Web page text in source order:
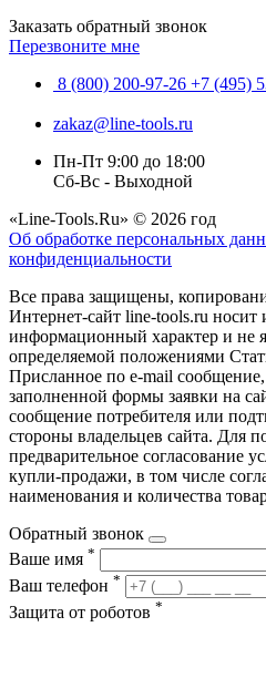
Заказать обратный звонок
Перезвоните мне
8 (800) 200-97-26 +7 (495)
zakaz@line-tools.ru
Пн-Пт 9:00 до 18:00
Сб-Вс - Выходной
«Line-Tools.Ru» © 2026 год
Об обработке персональных
конфиденциальности
Все права защищены,
Интернет-сайт line-tools.ru носит
информационный характер и не
определяемой положениями
Присланное по e-mail
заполненной формы заявки на
сообщение потребителя или
стороны владельцев сайта. Для
предварительное согласование
купли-продажи, в том числе
наименования и количества
Обратный звонок
Ваше имя *
Ваш телефон *
Защита от роботов *